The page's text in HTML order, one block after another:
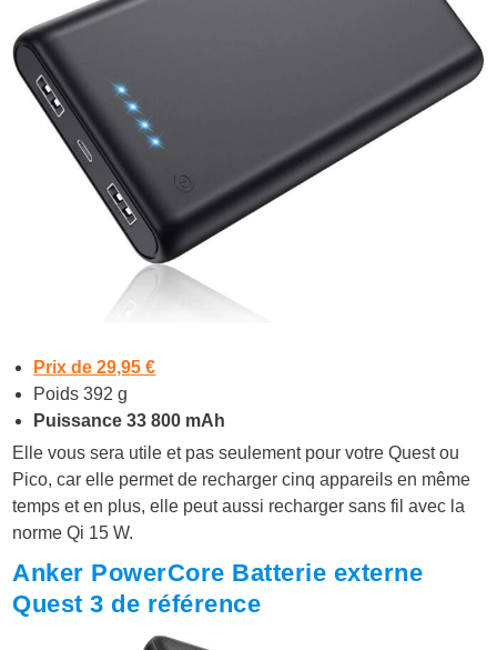
Prix de 29,95 €
Poids 392 g
Puissance 33 800 mAh
Elle vous sera utile et pas seulement pour votre Quest ou
Pico, car elle permet de recharger cinq appareils en même
temps et en plus, elle peut aussi recharger sans fil avec la
norme Qi 15 W.
Anker PowerCore Batterie externe
Quest 3 de référence